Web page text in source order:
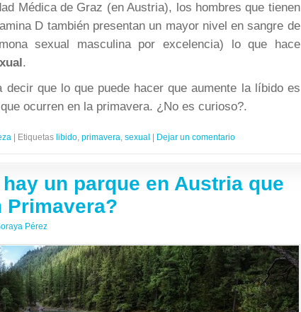
Médica de Graz (en Austria), los hombres que tienen
D también presentan un mayor nivel en sangre de
sexual masculina por excelencia) lo que hace
.
decir que lo que puede hacer que aumente la líbido es
ocurren en la primavera. ¿No es curioso?.
Etiquetas libido, primavera, sexual Dejar un comentario
un parque en Austria que
Primavera?
Pérez